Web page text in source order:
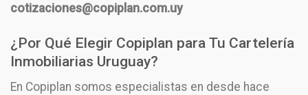
cotizaciones@copiplan.com.uy
¿Por Qué Elegir Copiplan para Tu Cartelería
Inmobiliarias Uruguay?
En Copiplan somos especialistas en desde hace